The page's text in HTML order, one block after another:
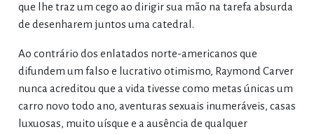
que lhe traz um cego ao dirigir sua mão na tarefa absurda
de desenharem juntos uma catedral.
Ao contrário dos enlatados norte-americanos que
difundem um falso e lucrativo otimismo, Raymond Carver
nunca acreditou que a vida tivesse como metas únicas um
carro novo todo ano, aventuras sexuais inumeráveis, casas
luxuosas, muito uísque e a ausência de qualquer